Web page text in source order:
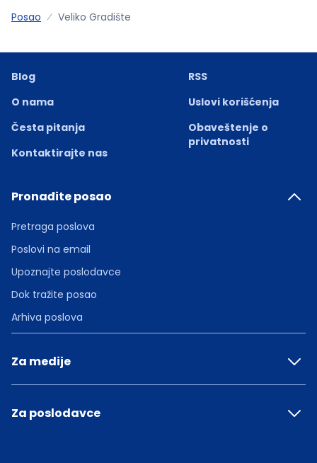
Posao Veliko Gradište
Blog
O nama
Česta pitanja
Kontaktirajte nas
RSS
Uslovi korišćenja
Obaveštenje o
privatnosti
Pronađite posao
Pretraga poslova
Poslovi na email
Upoznajte poslodavce
Dok tražite posao
Arhiva poslova
Za medije
Za poslodavce